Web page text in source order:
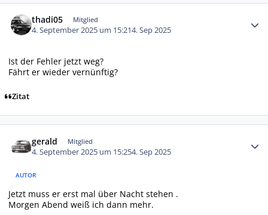
thadi05 Mitglied
4. September 2025 um 15:214. Sep 2025
Ist der Fehler jetzt weg?
Fährt er wieder vernünftig?
Zitat
gerald Mitglied
4. September 2025 um 15:254. Sep 2025
AUTOR
Jetzt muss er erst mal über Nacht stehen .
Morgen Abend weiß ich dann mehr.